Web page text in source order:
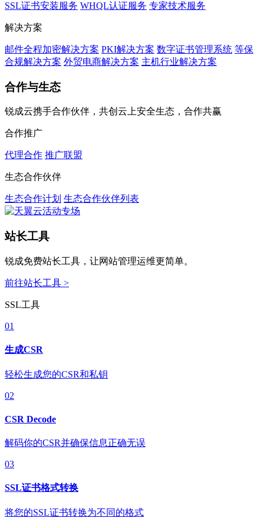
SSL证书安装服务 WHQL认证服务 专家技术服务
解决方案
邮件全程加密解决方案 PKI解决方案 数字证书管理系统 等保
合规解决方案 外贸电商解决方案 主机行业解决方案
合作与生态
锐成云携手合作伙伴，共创云上安全生态，合作共赢
合作推广
代理合作 推广联盟
生态合作伙伴
生态合作计划 生态合作伙伴列表
站长工具
锐成免费站长工具，让网站管理运维更简单。
前往站长工具 >
SSL工具
01
生成CSR
轻松生成您的CSR和私钥
02
CSR Decode
解码你的CSR并确保信息正确无误
03
SSL证书格式转换
将您的SSL证书转换为不同的格式